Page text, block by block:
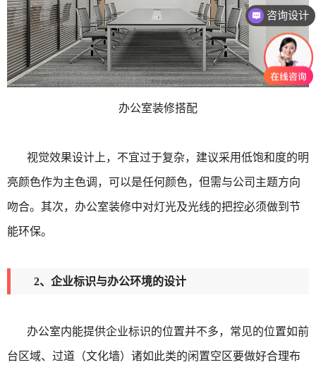
办公室装修搭配
视觉效果设计上，不宜过于复杂，建议采用低饱和度的明
亮颜色作为主色调，可以是任何颜色，但需与公司主题方向
吻合。其次，办公室装修中对灯光及光线的把控必须做到节
能环保。
2、企业标识与办公环境的设计
办公室内能提供企业标识的位置并不多，常见的位置如前
台区域、过道（文化墙）诸如此类的闲置空区要做好合理布
咨询设计